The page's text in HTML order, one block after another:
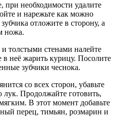
необходимости удалите
и нарежьте как можно
отложите в сторону, а
ножа.
толстыми стенами налейте
неё жарить курицу. Посолите
зубчики чеснока.
со всех сторон, убавьте
лук. Продолжайте готовить,
В этот момент добавьте
перец, тимьян, розмарин и